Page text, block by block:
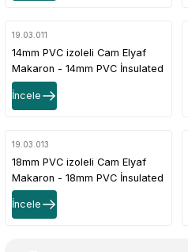
19.03.011
14mm PVC izoleli Cam Elyaf
Makaron - 14mm PVC İnsulated
Fiberglass Tubing
İncele
19.03.013
18mm PVC izoleli Cam Elyaf
Makaron - 18mm PVC İnsulated
Fiberglass Tubing
İncele